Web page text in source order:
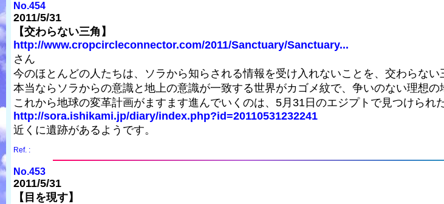
No.454
2011/5/31
【交わらない三角】
http://www.cropcircleconnector.com/2011/Sanctuary/Sanctuary...
さん
今のほとんどの人たちは、ソラから知らされる情報を受け入れないことを、交わらない
本当ならソラからの意識と地上の意識が一致する世界がカゴメ紋で、争いのない理想の
これから地球の変革計画がますます進んでいくのは、5月31日のエジプトで見つけられ
http://sora.ishikami.jp/diary/index.php?id=20110531232241
近くに遺跡があるようです。
Ref. :
No.453
2011/5/31
【目を現す】